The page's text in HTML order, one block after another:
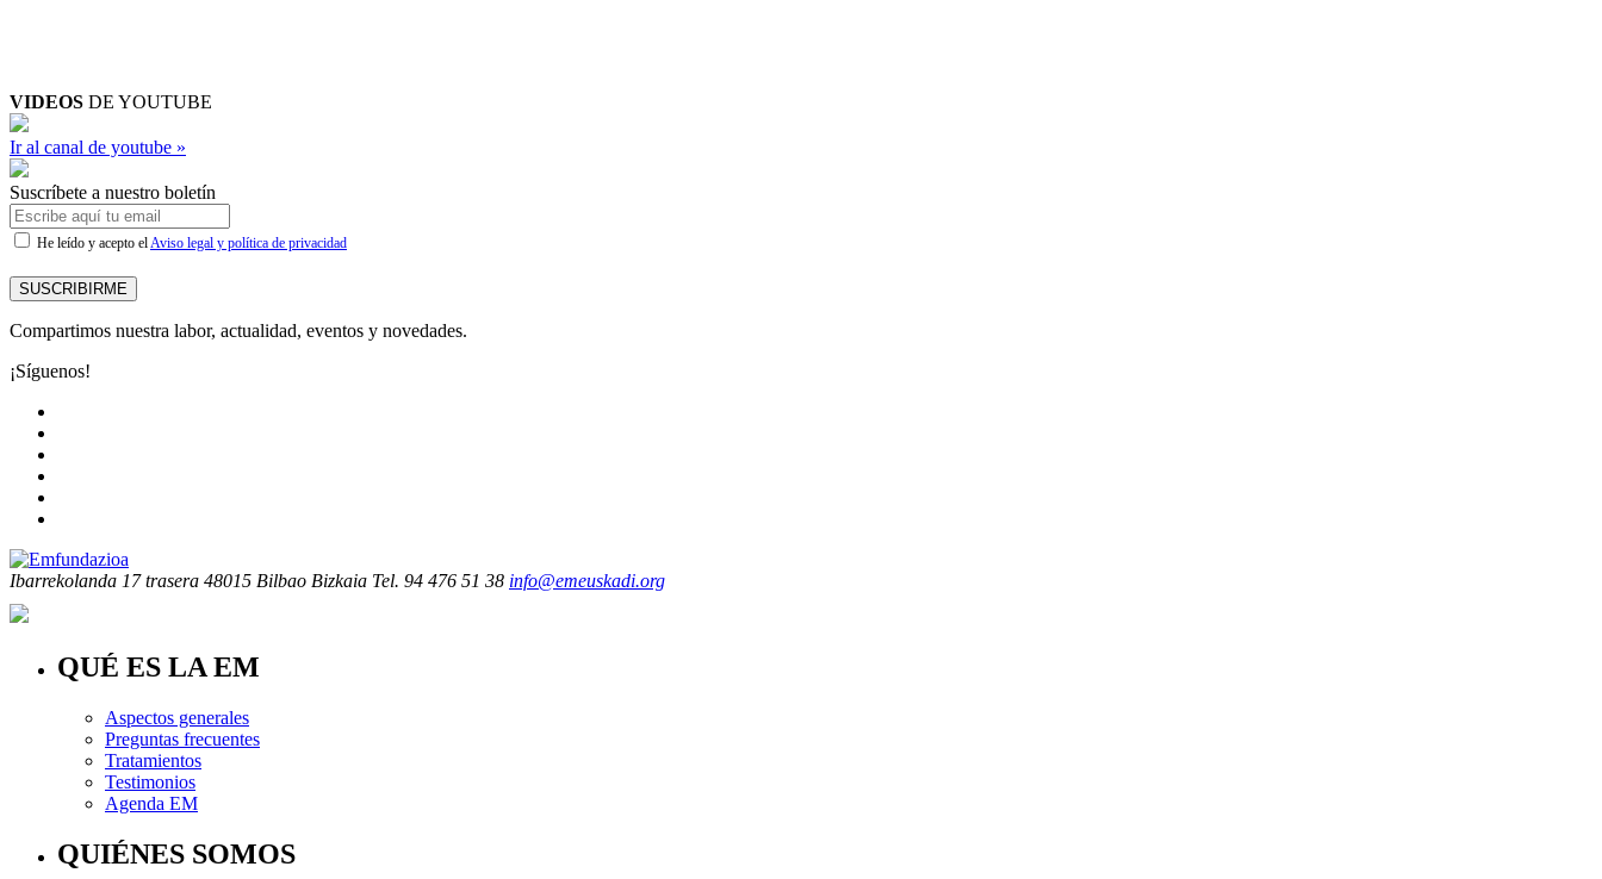
VIDEOS DE YOUTUBE
Ir al canal de youtube »
Suscríbete a nuestro boletín
He leído y acepto elAviso legal y política de privacidad
SUSCRIBIRME
Compartimos nuestra labor, actualidad, eventos y novedades.
¡Síguenos!
Ibarrekolanda 17 trasera 48015 Bilbao Bizkaia Tel. 94 476 51 38 info@emeuskadi.org
QUÉ ES LA EM
Aspectos generales
Preguntas frecuentes
Tratamientos
Testimonios
Agenda EM
QUIÉNES SOMOS